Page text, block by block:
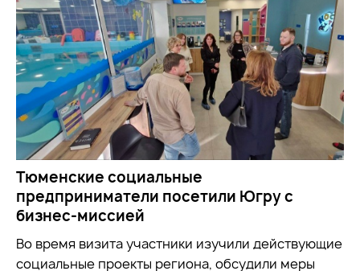
Тюменские социальные
предприниматели посетили Югру с
бизнес-миссией
Во время визита участники изучили действующие
социальные проекты региона, обсудили меры